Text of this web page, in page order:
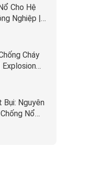
Cho Hệ
Nghiệp |
Cháy
Explosion
Bụi: Nguyên
Nổ